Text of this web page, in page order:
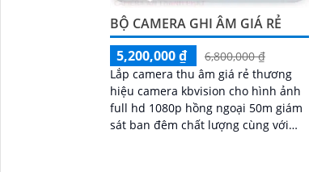
BỘ CAMERA GHI ÂM GIÁ RẺ
5,200,000 ₫
6,800,000 ₫
Lắp camera thu âm giá rẻ thương
hiệu camera kbvision cho hình ảnh
full hd 1080p hồng ngoại 50m giám
sát ban đêm chất lượng cùng với